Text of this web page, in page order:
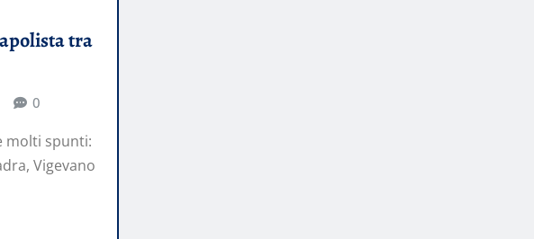
tra
0
molti spunti:
Vigevano